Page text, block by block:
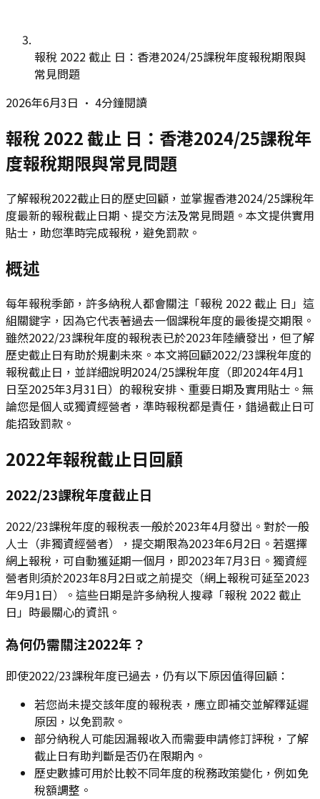
報稅 2022 截止 日：香港2024/25課稅年度報稅期限與
常見問題
2026年6月3日 • 4分鐘閱讀
報稅 2022 截止 日：香港2024/25課稅年
度報稅期限與常見問題
了解報稅2022截止日的歷史回顧，並掌握香港2024/25課稅年
度最新的報稅截止日期、提交方法及常見問題。本文提供實用
貼士，助您準時完成報稅，避免罰款。
概述
每年報稅季節，許多納稅人都會關注「報稅 2022 截止 日」這
組關鍵字，因為它代表著過去一個課稅年度的最後提交期限。
雖然2022/23課稅年度的報稅表已於2023年陸續發出，但了解
歷史截止日有助於規劃未來。本文將回顧2022/23課稅年度的
報稅截止日，並詳細說明2024/25課稅年度（即2024年4月1
日至2025年3月31日）的報稅安排、重要日期及實用貼士。無
論您是個人或獨資經營者，準時報稅都是責任，錯過截止日可
能招致罰款。
2022年報稅截止日回顧
2022/23課稅年度截止日
2022/23課稅年度的報稅表一般於2023年4月發出。對於一般
人士（非獨資經營者），提交期限為2023年6月2日。若選擇
網上報稅，可自動獲延期一個月，即2023年7月3日。獨資經
營者則須於2023年8月2日或之前提交（網上報稅可延至2023
年9月1日）。這些日期是許多納稅人搜尋「報稅 2022 截止
日」時最關心的資訊。
為何仍需關注2022年？
即使2022/23課稅年度已過去，仍有以下原因值得回顧：
若您尚未提交該年度的報稅表，應立即補交並解釋延遲
原因，以免罰款。
部分納稅人可能因漏報收入而需要申請修訂評稅，了解
截止日有助判斷是否仍在限期內。
歷史數據可用於比較不同年度的稅務政策變化，例如免
稅額調整。